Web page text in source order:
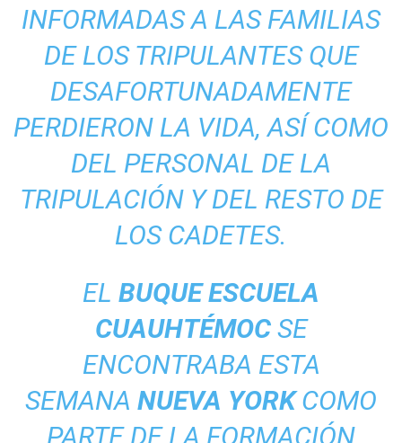
INFORMADAS A LAS FAMILIAS
DE LOS TRIPULANTES QUE
DESAFORTUNADAMENTE
PERDIERON LA VIDA, ASÍ COMO
DEL PERSONAL DE LA
TRIPULACIÓN Y DEL RESTO DE
LOS CADETES.
EL BUQUE ESCUELA
CUAUHTÉMOC SE
ENCONTRABA ESTA
SEMANA NUEVA YORKCOMO
PARTE DE LA FORMACIÓN